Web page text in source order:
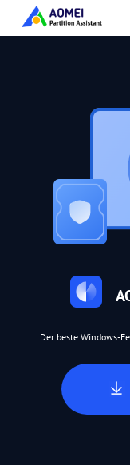
Der beste Windows-